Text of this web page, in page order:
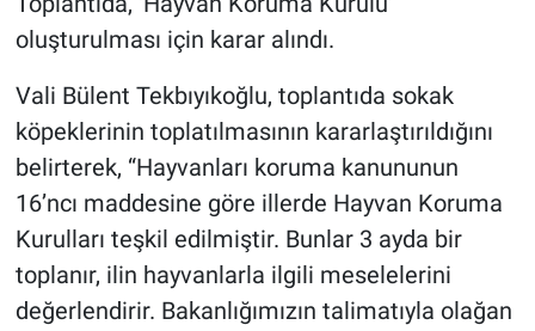
oluşturulması için karar alındı.
Vali Bülent Tekbıyıkoğlu, toplantıda sokak
köpeklerinin toplatılmasının kararlaştırıldığını
belirterek, “Hayvanları koruma kanununun
16’ncı maddesine göre illerde Hayvan Koruma
Kurulları teşkil edilmiştir. Bunlar 3 ayda bir
toplanır, ilin hayvanlarla ilgili meselelerini
değerlendirir. Bakanlığımızın talimatıyla olağan
Popüler
Programlar
Sağlık
Spor
Teknoloji